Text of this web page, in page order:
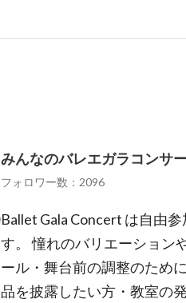
みんなのバレエガラコンサ
フォロワー数：2096
Ballet Gala Concert は自由
す。 憧れのバリエーション
ール・舞台前の調整のため
品を披露したい方・教室の